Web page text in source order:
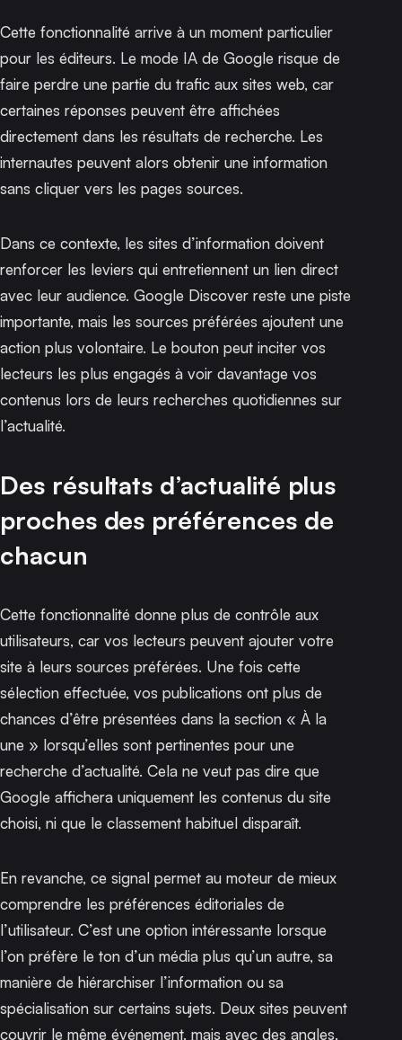
Cette fonctionnalité arrive à un moment particulier
pour les éditeurs. Le mode IA de Google risque de
faire perdre une partie du trafic aux sites web, car
certaines réponses peuvent être affichées
directement dans les résultats de recherche. Les
internautes peuvent alors obtenir une information
sans cliquer vers les pages sources.
Dans ce contexte, les sites d’information doivent
renforcer les leviers qui entretiennent un lien direct
avec leur audience. Google Discover reste une piste
importante, mais les sources préférées ajoutent une
action plus volontaire. Le bouton peut inciter vos
lecteurs les plus engagés à voir davantage vos
contenus lors de leurs recherches quotidiennes sur
l’actualité.
Des résultats d’actualité plus
proches des préférences de
chacun
Cette fonctionnalité donne plus de contrôle aux
utilisateurs, car vos lecteurs peuvent ajouter votre
site à leurs sources préférées. Une fois cette
sélection effectuée, vos publications ont plus de
chances d’être présentées dans la section « À la
une » lorsqu’elles sont pertinentes pour une
recherche d’actualité. Cela ne veut pas dire que
Google affichera uniquement les contenus du site
choisi, ni que le classement habituel disparaît.
En revanche, ce signal permet au moteur de mieux
comprendre les préférences éditoriales de
l’utilisateur. C’est une option intéressante lorsque
l’on préfère le ton d’un média plus qu’un autre, sa
manière de hiérarchiser l’information ou sa
spécialisation sur certains sujets. Deux sites peuvent
couvrir le même événement, mais avec des angles,